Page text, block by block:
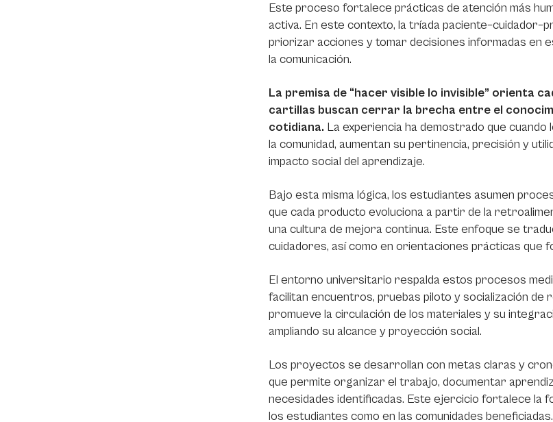
Este proceso fortalece prácticas de atención más
activa. En este contexto, la tríada
priorizar acciones y tomar decisiones informadas en
la comunicación.
La premisa de “hacer visible lo invisible” orienta
cartillas buscan cerrar la brecha entre el
cotidiana. La experiencia ha demostrado que
la comunidad, aumentan su pertinencia, precisión y
impacto social del aprendizaje.
Bajo esta misma lógica, los estudiantes asumen
que cada producto evoluciona a partir de la
una cultura de mejora continua. Este enfoque se
cuidadores, así como en orientaciones prácticas que
El entorno universitario respalda estos procesos
facilitan encuentros, pruebas piloto y socialización de
promueve la circulación de los materiales y su
ampliando su alcance y proyección social.
Los proyectos se desarrollan con metas claras y
que permite organizar el trabajo, documentar
necesidades identificadas. Este ejercicio fortalece la
los estudiantes como en las comunidades beneficiadas.